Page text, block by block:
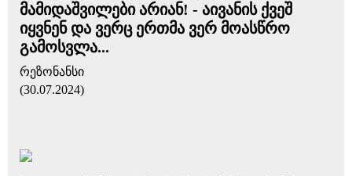
მამიდაშვილები არიან! - აივანის ქვეშ
იყვნენ და ვერც ერთმა ვერ მოასწრო
გამოსვლა...
რეზონანსი
(30.07.2024)